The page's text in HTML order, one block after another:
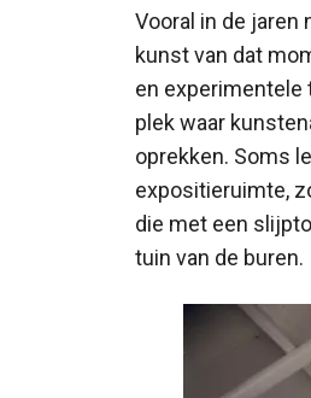
Vooral in de jaren
kunst van dat
en experimentele
plek waar
oprekken. Soms
expositieruimte,
die met een
tuin van de buren.